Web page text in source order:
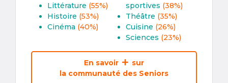
Littérature (55%)
Histoire (53%)
Cinéma (40%)
sportives (38%)
Théâtre (35%)
Cuisine (26%)
Sciences (23%)
En savoir
sur
la communauté des Seniors